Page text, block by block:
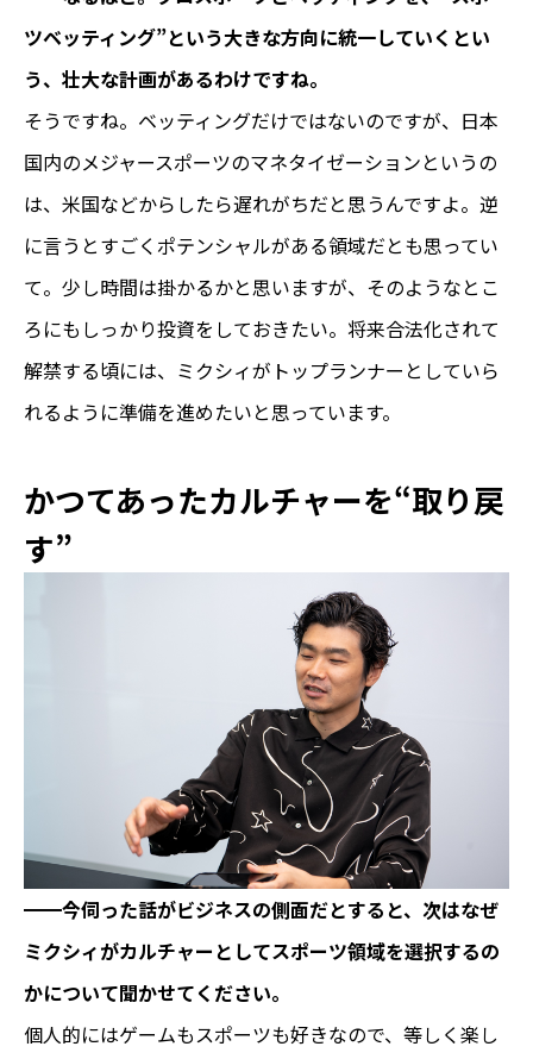
ツベッティング”という大きな方向に統一していくとい
う、壮大な計画があるわけですね。
そうですね。ベッティングだけではないのですが、日本
国内のメジャースポーツのマネタイゼーションというの
は、米国などからしたら遅れがちだと思うんですよ。逆
に言うとすごくポテンシャルがある領域だとも思ってい
て。少し時間は掛かるかと思いますが、そのようなとこ
ろにもしっかり投資をしておきたい。将来合法化されて
解禁する頃には、ミクシィがトップランナーとしていら
れるように準備を進めたいと思っています。
かつてあったカルチャーを“取り戻
す”
━━今伺った話がビジネスの側面だとすると、次はなぜ
ミクシィがカルチャーとしてスポーツ領域を選択するの
かについて聞かせてください。
個人的にはゲームもスポーツも好きなので、等しく楽し